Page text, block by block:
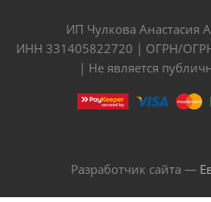
ИП Чулкова Анастасия
ИНН 331405822720 | ОГРН/
| Не является
Разработчик сайта —